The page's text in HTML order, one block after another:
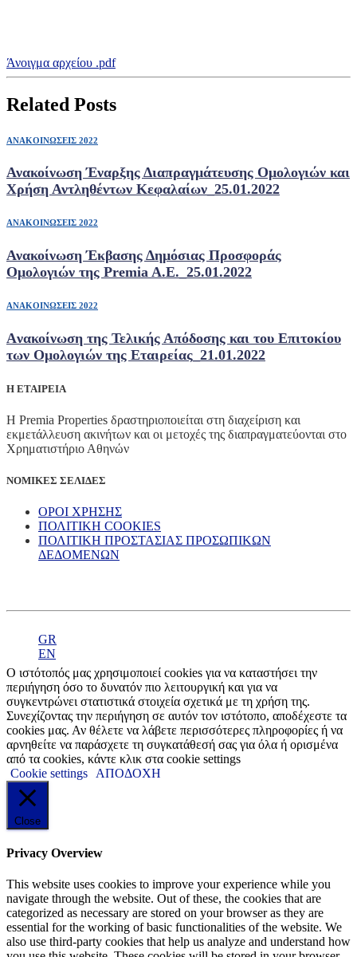
Άνοιγμα αρχείου .pdf
Related Posts
ΑΝΑΚΟΙΝΩΣΕΙΣ 2022
Ανακοίνωση Έναρξης Διαπραγμάτευσης Ομολογιών και
Χρήση Αντληθέντων Κεφαλαίων_25.01.2022
ΑΝΑΚΟΙΝΩΣΕΙΣ 2022
Ανακοίνωση Έκβασης Δημόσιας Προσφοράς
Ομολογιών της Premia A.E._25.01.2022
ΑΝΑΚΟΙΝΩΣΕΙΣ 2022
Aνακοίνωση της Τελικής Απόδοσης και του Επιτοκίου
των Ομολογιών της Εταιρείας_21.01.2022
Η ΕΤΑΙΡΕΙΑ
Η Premia Properties δραστηριοποιείται στη διαχείριση και
εκμετάλλευση ακινήτων και οι μετοχές της διαπραγματεύονται στο
Χρηματιστήριο Αθηνών
ΝΟΜΙΚΕΣ ΣΕΛΙΔΕΣ
ΟΡΟΙ ΧΡΗΣΗΣ
ΠΟΛΙΤΙΚΗ COOKIES
ΠΟΛΙΤΙΚΗ ΠΡΟΣΤΑΣΙΑΣ ΠΡΟΣΩΠΙΚΩΝ
ΔΕΔΟΜΕΝΩΝ
GR
EN
Ο ιστότοπός μας χρησιμοποιεί cookies για να καταστήσει την
περιήγηση όσο το δυνατόν πιο λειτουργική και για να
συγκεντρώνει στατιστικά στοιχεία σχετικά με τη χρήση της.
Συνεχίζοντας την περιήγηση σε αυτόν τον ιστότοπο, αποδέχεστε τα
cookies μας. Αν θέλετε να λάβετε περισσότερες πληροφορίες ή να
αρνηθείτε να παράσχετε τη συγκατάθεσή σας για όλα ή ορισμένα
από τα cookies, κάντε κλικ στα cookie settings
Cookie settings
ΑΠΟΔΟΧΗ
Close
Privacy Overview
This website uses cookies to improve your experience while you
navigate through the website. Out of these, the cookies that are
categorized as necessary are stored on your browser as they are
essential for the working of basic functionalities of the website. We
also use third-party cookies that help us analyze and understand how